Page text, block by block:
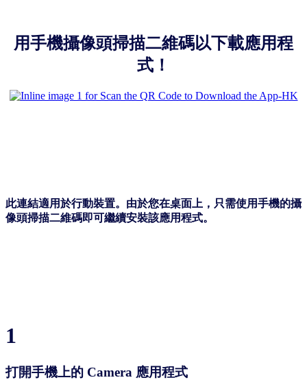
用手機攝像頭掃描二維碼以下載應用程
式！
此連結適用於行動裝置。由於您在桌面上，只需使用手機的攝
像頭掃描二維碼即可繼續安裝該應用程式。
1
打開手機上的 Camera 應用程式